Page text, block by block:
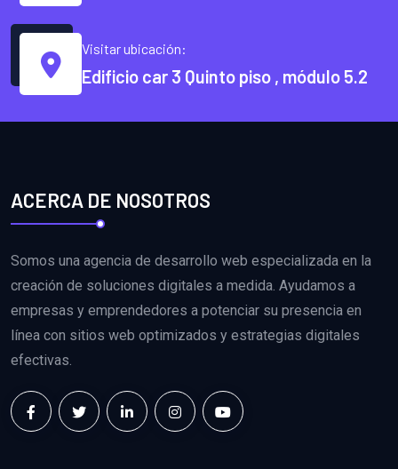
Visitar ubicación:
Edificio car 3 Quinto piso , módulo 5.2
ACERCA DE NOSOTROS
Somos una agencia de desarrollo web especializada en la
creación de soluciones digitales a medida. Ayudamos a
empresas y emprendedores a potenciar su presencia en
línea con sitios web optimizados y estrategias digitales
efectivas.